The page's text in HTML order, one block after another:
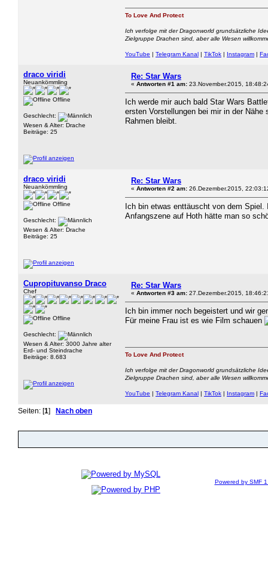
To Love And Protect
Ich verfolge mit der Dragonworld grundsätzliche
Zielgruppe Drachen sind, aber alle Wesen
YouTube | Telegram Kanal | TikTok | Instagram |
draco viridi
Neuankömmling
Offline
Geschlecht:
Wesen & Alter: Drache
Beiträge: 25
Re: Star Wars
« Antworten #1 am: 23.November.2015,
Ich werde mir auch bald Star Wars
ersten Vorstellungen bei mir in der
Rahmen bleibt.
draco viridi
Neuankömmling
Offline
Geschlecht:
Wesen & Alter: Drache
Beiträge: 25
Re: Star Wars
« Antworten #2 am: 26.Dezember.2015,
Ich bin etwas enttäuscht von dem
Anfangszene auf Hoth hätte man so
Cupropituvanso Draco
Chef
Offline
Geschlecht:
Wesen & Alter: 3000 Jahre alter
Erd- und Steindrache
Beiträge: 8.683
Re: Star Wars
« Antworten #3 am: 27.Dezember.2015,
Ich bin immer noch begeistert und wir
Für meine Frau ist es wie Film schauen
To Love And Protect
Ich verfolge mit der Dragonworld grundsätzliche
Zielgruppe Drachen sind, aber alle Wesen
YouTube | Telegram Kanal | TikTok | Instagram |
Seiten: [1] Nach oben
Powered by SMF